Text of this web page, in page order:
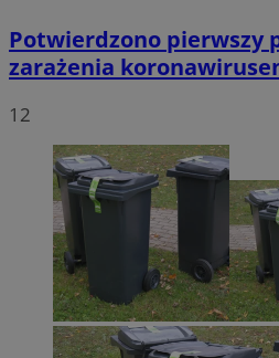
Potwierdzono pierwszy
zarażenia
12